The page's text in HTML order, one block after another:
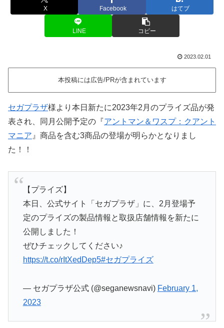
X Facebook はてブ
LINE コピー
2023.02.01
本投稿には広告/PRが含まれています
セガプラザ様より本日新たに2023年2月のプライズ品が発
表され、同月公開予定の『アントマン＆ワスプ：クアント
マニア 』商品を含む3商品の登場が明らかとなりまし
た！！
【プライズ】
本日、公式サイト「セガプラザ」に、2月登場予
定のプライズの製品情報と取扱店舗情報を新たに
公開しました！
ぜひチェックしてください♪
https://t.co/rItXedDep5#セガプライズ
— セガプラザ公式 (@seganewsnavi) February 1,
2023